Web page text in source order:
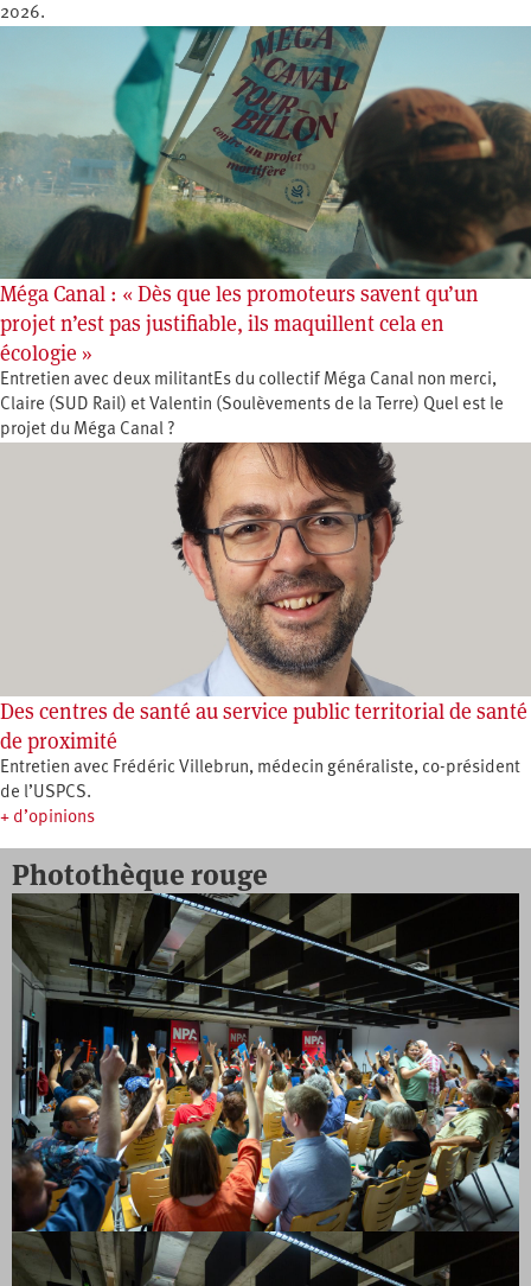
2026.
Méga Canal : « Dès que les promoteurs savent qu’un
projet n’est pas justifiable, ils maquillent cela en
écologie »
Entretien avec deux militantEs du collectif Méga Canal non merci,
Claire (SUD Rail) et Valentin (Soulèvements de la Terre) Quel est le
projet du Méga Canal ?
Des centres de santé au service public territorial de santé
de proximité
Entretien avec Frédéric Villebrun, médecin généraliste, co-président
de l’USPCS.
+ d’opinions
Photothèque rouge